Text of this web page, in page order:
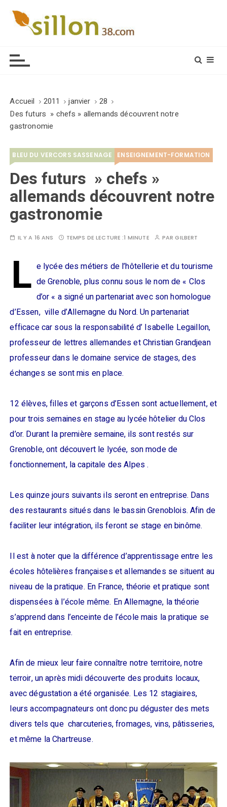
Accueil 2011 janvier
28
Des futurs » chefs » allemands découvrent notre
gastronomie
BLEU DU VERCORS SASSENAGE ENSEIGNEMENT-FORMATION
Des futurs » chefs »
allemands découvrent notre
gastronomie
IL Y A 16 ANS TEMPS DE LECTURE :1 MINUTE PARGILBERT
L e lycée des métiers de l’hôtellerie et du tourisme
de Grenoble, plus connu sous le nom de « Clos
d’or « a signé un partenariat avec son homologue
d’Essen, ville d’Allemagne du Nord. Un partenariat
efficace car sous la responsabilité d’ Isabelle Legaillon,
professeur de lettres allemandes et Christian Grandjean
professeur dans le domaine service de stages, des
échanges se sont mis en place.
12 élèves, filles et garçons d’Essen sont actuellement, et
pour trois semaines en stage au lycée hôtelier du Clos
d’or. Durant la première semaine, ils sont restés sur
Grenoble, ont découvert le lycée, son mode de
fonctionnement, la capitale des Alpes .
Les quinze jours suivants ils seront en entreprise. Dans
des restaurants situés dans le bassin Grenoblois. Afin de
faciliter leur intégration, ils feront se stage en binôme.
Il est à noter que la différence d’apprentissage entre les
écoles hôtelières françaises et allemandes se situent au
niveau de la pratique. En France, théorie et pratique sont
dispensées à l’école même. En Allemagne, la théorie
s’apprend dans l’enceinte de l’école mais la pratique se
fait en entreprise.
Afin de mieux leur faire connaître notre territoire, notre
terroir, un après midi découverte des produits locaux,
avec dégustation a été organisée. Les 12 stagiaires,
leurs accompagnateurs ont donc pu déguster des mets
divers tels que charcuteries, fromages, vins, pâtisseries,
et même la Chartreuse.